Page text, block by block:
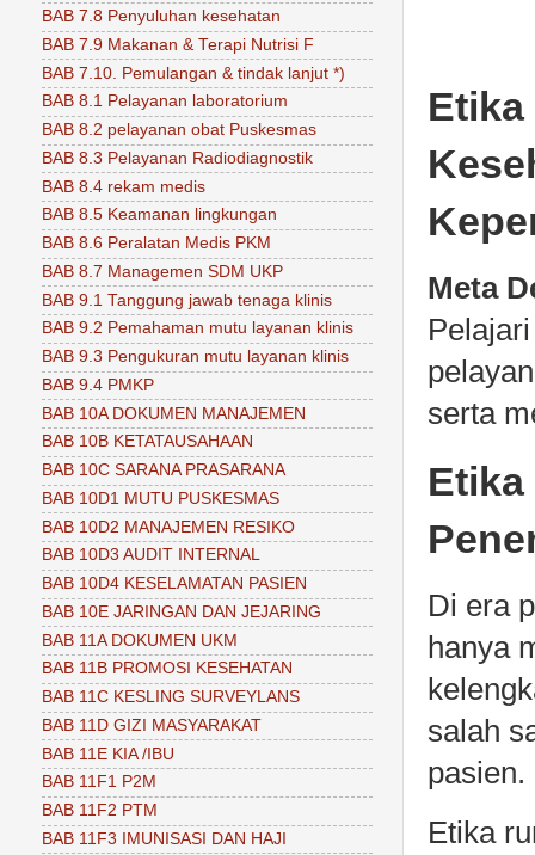
Meta
serta
Di era
hanya
salah
pasien.
Etika
BAB 7.8 Penyuluhan kesehatan
BAB 7.9 Makanan & Terapi Nutrisi F
BAB 7.10. Pemulangan & tindak lanjut *)
BAB 8.1 Pelayanan laboratorium
BAB 8.2 pelayanan obat Puskesmas
BAB 8.3 Pelayanan Radiodiagnostik
BAB 8.4 rekam medis
BAB 8.5 Keamanan lingkungan
BAB 8.6 Peralatan Medis PKM
BAB 8.7 Managemen SDM UKP
BAB 9.1 Tanggung jawab tenaga klinis
BAB 9.2 Pemahaman mutu layanan klinis
BAB 9.3 Pengukuran mutu layanan klinis
BAB 9.4 PMKP
BAB 10A DOKUMEN MANAJEMEN
BAB 10B KETATAUSAHAAN
BAB 10C SARANA PRASARANA
BAB 10D1 MUTU PUSKESMAS
BAB 10D2 MANAJEMEN RESIKO
BAB 10D3 AUDIT INTERNAL
BAB 10D4 KESELAMATAN PASIEN
BAB 10E JARINGAN DAN JEJARING
BAB 11A DOKUMEN UKM
BAB 11B PROMOSI KESEHATAN
BAB 11C KESLING SURVEYLANS
BAB 11D GIZI MASYARAKAT
BAB 11E KIA /IBU
BAB 11F1 P2M
BAB 11F2 PTM
BAB 11F3 IMUNISASI DAN HAJI